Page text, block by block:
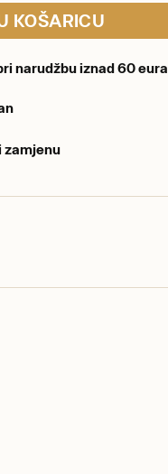
KOŠARICU
narudžbu iznad 60 eura
zamjenu